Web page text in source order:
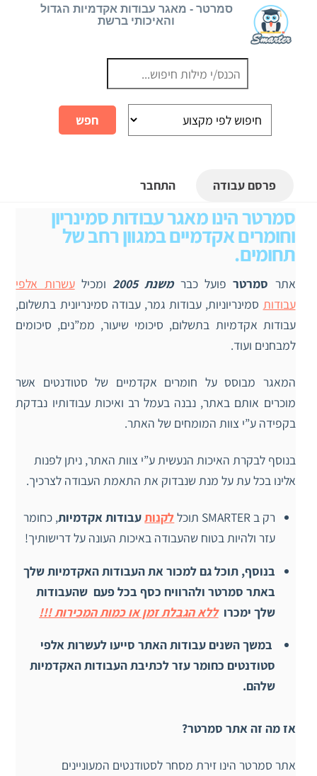
סמרטר - מאגר עבודות אקדמיות הגדול
והאיכותי ברשת
פרסם עבודה התחבר
סמרטר הינו מאגר עבודות סמינריון
וחומרים אקדמיים במגוון רחב של
תחומים.
אתר סמרטרפועל כברמשנת 2005 ומכילעשרות אלפי
עבודות סמינריוניות, עבודות גמר,עבודה סמינריונית בתשלום,
עבודות אקדמיות בתשלום, סיכומי שיעור, ממ”נים, סיכומים
למבחנים ועוד.
המאגר מבוסס על חומרים אקדמיים של סטודנטים אשר
מוכרים אותם באתר, נבנה בעמל רב ואיכות עבודותיו נבדקת
בקפידה ע”י צוות המומחים של האתר.
בנוסף לבקרת האיכות הנעשית ע”י צוות האתר, ניתן לפנות
אלינו בכל עת על מנת שנבדוק את התאמת העבודה לצרכיך.
רק ב SMARTER תוכל לקנותעבודות אקדמיות, כחומר
עזר ולהיות בטוח שהעבודה באיכות העונה על דרישותיך!
בנוסף, תוכל גם למכור את העבודות האקדמיות שלך
באתר סמרטר ולהרוויח כסף בכל פעם שהעבודות
שלך ימכרוללא הגבלת זמן או כמות המכירות !!!
במשך השנים עבודות האתר סייעו לעשרות אלפי
סטודנטים כחומר עזר לכתיבת העבודות האקדמיות
שלהם.
אז מה זה אתר סמרטר?
אתר סמרטר הינו זירת מסחר לסטודנטים המעוניינים